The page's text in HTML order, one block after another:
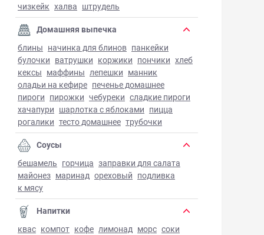
чизкейк халва штрудель
Домашняя выпечка
блины начинка для блинов панкейки
булочки ватрушки коржики пончики хлеб
кексы маффины лепешки манник
оладьи на кефире печенье домашнее
пироги пирожки чебуреки сладкие пироги
хачапури шарлотка с яблоками пицца
рогалики тесто домашнее трубочки
Соусы
бешамель горчица заправки для салата
майонез маринад ореховый подливка
к мясу
Напитки
квас компот кофе лимонад морс соки